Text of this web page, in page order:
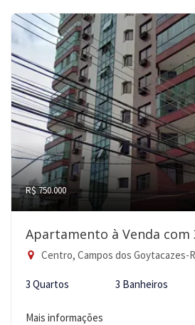
R$ 750.000
Apartamento à Venda com
Centro, Campos dos Goytacazes-
3 Quartos 3 Banheiros
Mais informações